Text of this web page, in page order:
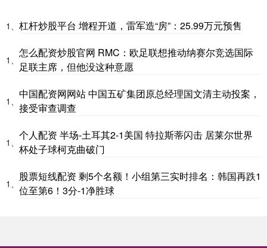
1、 杠杆炒股平台 增程开道，雷军造“房”：25.99万元预售
1、
怎么配资炒股官网 RMC：欧足联想推动纳赛尔竞选国际
足联主席，但他没这种意愿
1、
中国配资网网站 中国五矿集团原总经理国文清主动投案，
接受审查调查
1、
个人配资 半场-土耳其2-1美国 特拉斯蒂闪击 居莱尔世界
杯处子球柯克曲破门
1、
股票短线配资 剩5个名额！小组第三实时排名：韩国再跌1
位至第6！3分-1净胜球